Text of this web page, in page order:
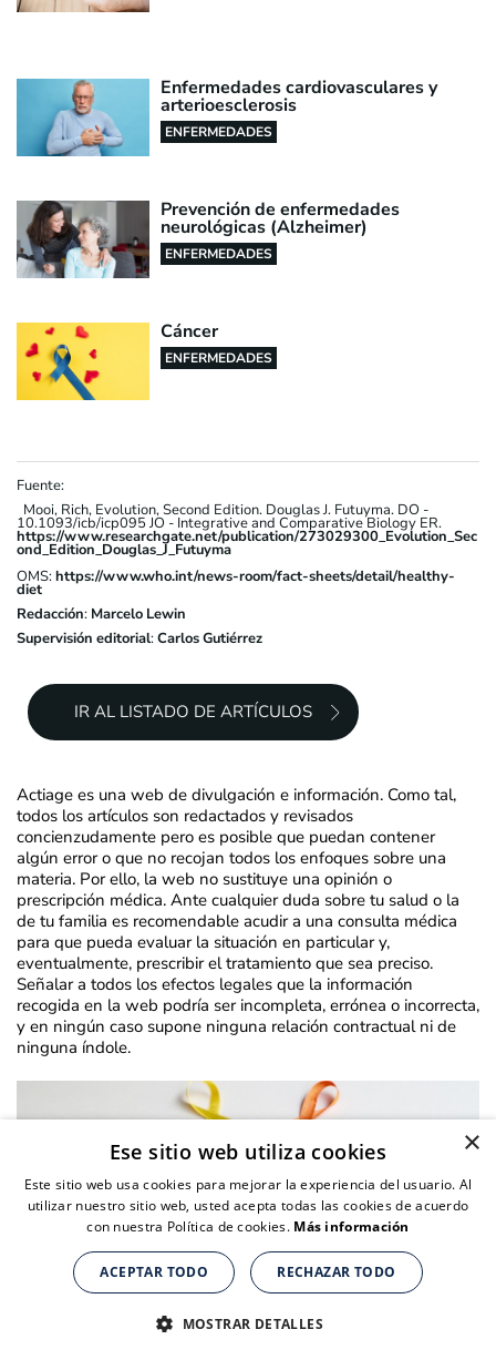
Enfermedades cardiovasculares y
arterioesclerosis
ENFERMEDADES
Prevención de enfermedades
neurológicas (Alzheimer)
ENFERMEDADES
Cáncer
ENFERMEDADES
Fuente:
Mooi, Rich, Evolution, Second Edition. Douglas J. Futuyma. DO -
10.1093/icb/icp095 JO - Integrative and Comparative Biology ER.
https://www.researchgate.net/publication/273029300_Evolution_Sec
ond_Edition_Douglas_J_Futuyma
OMS:https://www.who.int/news-room/fact-sheets/detail/healthy-
diet
Redacción: Marcelo Lewin
Supervisión editorial:Carlos Gutiérrez
IR AL LISTADO DE ARTÍCULOS
Suplementos nutricionales para personas de + de 40 años
CLICK AQUÍ PARA COMPRAR
Actiage es una web de divulgación e información. Como tal,
todos los artículos son redactados y revisados
concienzudamente pero es posible que puedan contener
algún error o que no recojan todos los enfoques sobre una
materia. Por ello, la web no sustituye una opinión o
prescripción médica. Ante cualquier duda sobre tu salud o la
de tu familia es recomendable acudir a una consulta médica
para que pueda evaluar la situación en particular y,
eventualmente, prescribir el tratamiento que sea preciso.
Señalar a todos los efectos legales que la información
recogida en la web podría ser incompleta, errónea o incorrecta,
y en ningún caso supone ninguna relación contractual ni de
ninguna índole.
Suplementos nutricionales para personas de + de 40 años
CLICK AQUÍ PARA COMPRAR
Suplementos nutricionales para personas de + de 40 años
CLICK AQUÍ PARA COMPRAR
×
Ese sitio web utiliza cookies
Este sitio web usa cookies para mejorar la experiencia del usuario. Al
utilizar nuestro sitio web, usted acepta todas las cookies de acuerdo
con nuestra Política de cookies. Más información
ACEPTAR TODO RECHAZAR TODO
MOSTRAR DETALLES